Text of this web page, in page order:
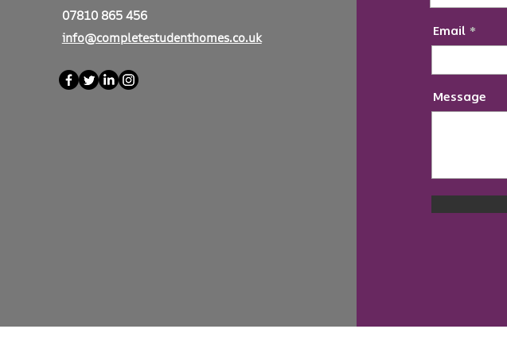
07810 865 456
info@completestudenthomes.co.uk
Email
Message